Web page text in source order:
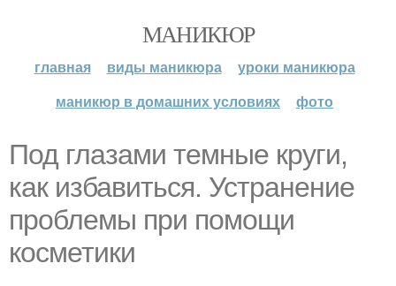
МАНИКЮР
главная виды маникюра
уроки маникюра
маникюр в домашних условиях
фото
Под глазами темные круги,
как избавиться. Устранение
проблемы при помощи
косметики